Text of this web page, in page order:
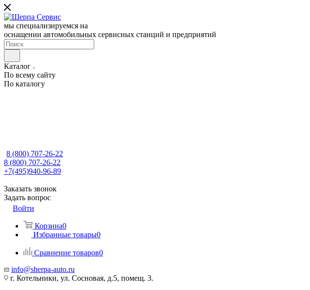
мы специализируемся на
оснащении автомобильных сервисных станций и предприятий
Каталог
По всему сайту
По каталогу
8 (800) 707-26-22
8 (800) 707-26-22
+7(495)940-96-89
Заказать звонок
Задать вопрос
Войти
Корзина0
Избранные товары0
Сравнение товаров0
info@sherpa-auto.ru
г. Котельники, ул. Сосновая, д.5, помещ. 3.